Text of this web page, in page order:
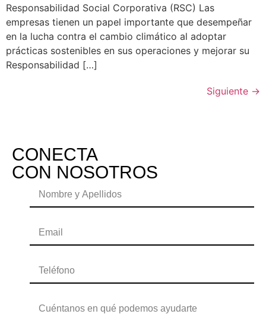
Responsabilidad Social Corporativa (RSC) Las
empresas tienen un papel importante que desempeñar
en la lucha contra el cambio climático al adoptar
prácticas sostenibles en sus operaciones y mejorar su
Responsabilidad […]
Siguiente →
CONECTA
CON NOSOTROS